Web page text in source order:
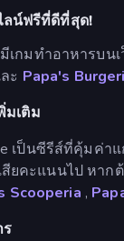
ลน์ฟรีที่ดีที่สุด!
มีเกมทำอาหาร
ะ Papa's
มเติม
เป็นซีรีส์ที่คุ้มค่
ยคะแนนไป หาก
Scooperia ,